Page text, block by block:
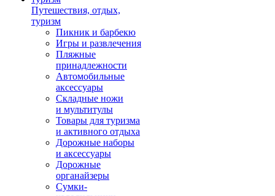
Путешествия, отдых,
туризм
Пикник и барбекю
Игры и развлечения
Пляжные
принадлежности
Автомобильные
аксессуары
Складные ножи
и мультитулы
Товары для туризма
и активного отдыха
Дорожные наборы
и аксессуары
Дорожные
органайзеры
Сумки-